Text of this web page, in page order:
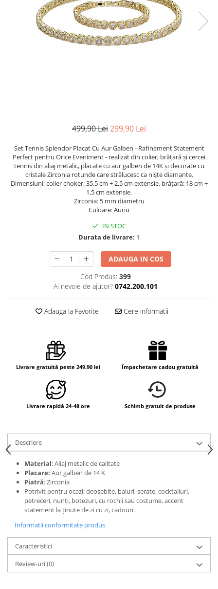
499,90 Lei299,90 Lei
Set Tennis Splendor Placat Cu Aur Galben - Rafinament Statement
Perfect pentru Orice Eveniment - realizat din colier, brățară și cercei
tennisdin aliaj metalic, placate cu aur galben de 14Kși decorate cu
cristale Zirconia rotunde care strălucesc ca niște diamante.
Dimensiuni: colier choker: 35,5 cm + 2,5 cm extensie, brățară: 18 cm +
1,5 cm extensie.
Zirconia: 5 mm diametru
Culoare: Auriu
IN STOC
Durata de livrare: 1
ADAUGA IN COS
Cod Produs: 399
Ai nevoie de ajutor? 0742.200.101
Adauga la Favorite Cere informatii
Livrare gratuită peste 249.90 lei Împachetare cadou gratuită
Livrare rapidă 24-48 ore Schimb gratuit de produse
Descriere
Material: Aliaj metalic de calitate
Placare: Aur galben de 14 K
Piatră: Zirconia
Potrivit pentru ocazii deosebite, baluri, serate, cocktailuri,
petreceri, nunți, botezuri, cu rochii sau costume, accent
statement la ținute de zi cu zi, cadouri.
Informatii conformitate produs
Caracteristici
Review-uri(0)